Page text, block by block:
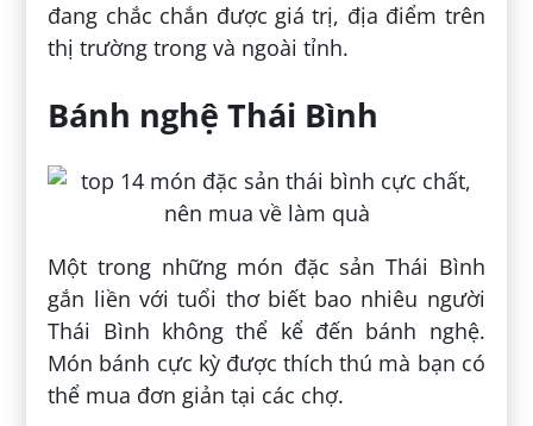
đang chắc chắn được giá trị, địa điểm trên
thị trường trong và ngoài tỉnh.
Bánh nghệ Thái Bình
Một trong những món đặc sản Thái Bình
gắn liền với tuổi thơ biết bao nhiêu người
Thái Bình không thể kể đến bánh nghệ.
Món bánh cực kỳ được thích thú mà bạn có
thể mua đơn giản tại các chợ.